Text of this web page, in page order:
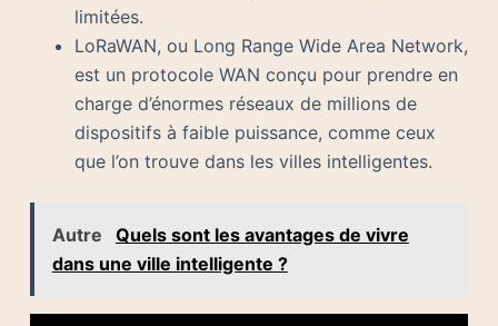
limitées.
LoRaWAN, ou Long Range Wide Area Network,
est un protocole WAN conçu pour prendre en
charge d’énormes réseaux de millions de
dispositifs à faible puissance, comme ceux
que l’on trouve dans les villes intelligentes.
Autre
Quels sont les avantages de vivre
dans une ville intelligente ?